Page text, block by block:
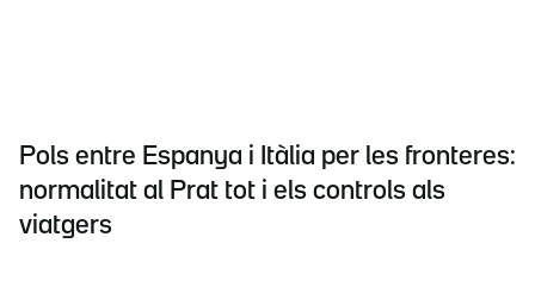
Pols entre Espanya i Itàlia per les fronteres:
normalitat al Prat tot i els controls als
viatgers